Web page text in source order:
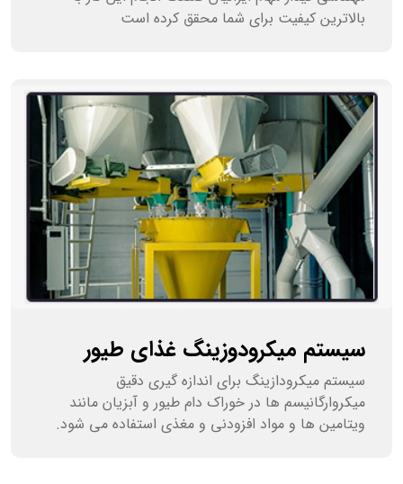
بالاترین کیفیت برای شما محقق کرده است
سیستم میکرودوزینگ غذای طیور
سیستم میکرودازینگ برای اندازه گیری دقیق
میکروارگانیسم ها در خوراک دام طیور و آبزیان مانند
ویتامین ها و مواد افزودنی و مغذی استفاده می شود.